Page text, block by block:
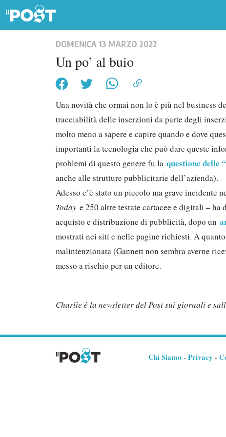
DOMENICA 13 MARZO 2022
Un po’ al buio
Una novità che ormai non lo è più nel business
tracciabilità delle inserzioni da parte degli
molto meno a sapere e capire quando e dove
importanti la tecnologia che può dare queste
problemi di questo genere fu la questione delle
anche alle strutture pubblicitarie dell’azienda).
Adesso c’è stato un piccolo ma grave
Today e 250 altre testate cartacee e digitali – ha
acquisto e distribuzione di pubblicità, dopo un
mostrati nei siti e nelle pagine richiesti. A
malintenzionata (Gannett non sembra averne
messo a rischio per un editore.
Charlie è la newsletter del Post sui giornali e
Chi Siamo - Privacy -